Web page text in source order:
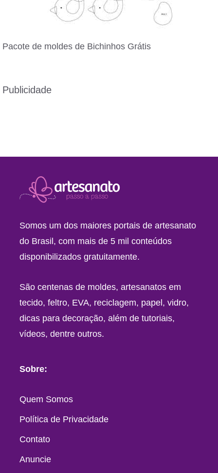
Pacote de moldes de Bichinhos Grátis
Publicidade
Somos um dos maiores portais de artesanato
do Brasil, com mais de 5 mil conteúdos
disponibilizados gratuitamente.
São centenas de moldes, artesanatos em
tecido, feltro, EVA, reciclagem, papel, vidro,
dicas para decoração, além de tutoriais,
vídeos, dentre outros.
Sobre:
Quem Somos
Política de Privacidade
Contato
Anuncie